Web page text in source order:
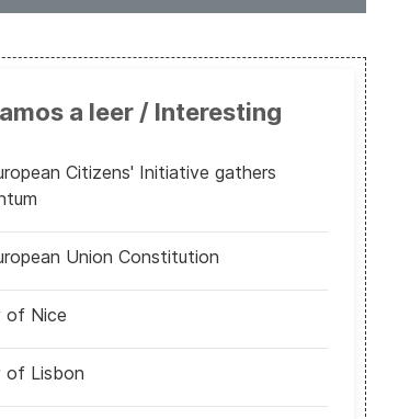
a leer / Interesting
Citizens' Initiative gathers
Union Constitution
of Nice
of Lisbon